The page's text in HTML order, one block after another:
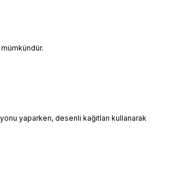
yaparken, desenli kağıtları kullanarak